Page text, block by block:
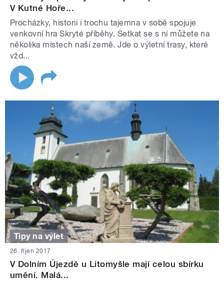
V Kutné Hoře...
Procházky, historii i trochu tajemna v sobě spojuje
venkovní hra Skryté příběhy. Setkat se s ní můžete na
několika místech naší země. Jde o výletní trasy, které
vžd...
Tipy na výlet
26. říjen 2017
V Dolním Újezdě u Litomyšle mají celou sbírku
umění. Malá...